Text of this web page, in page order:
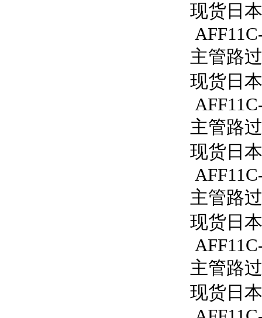
现货日
主管路
现货日
主管路
现货日
主管路
现货日
主管路
现货日